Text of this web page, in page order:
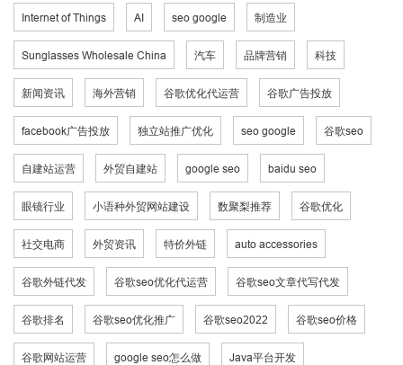
Internet of Things AI seo google 制造业
Sunglasses Wholesale China 汽车 品牌营销 科技
新闻资讯 海外营销 谷歌优化代运营 谷歌广告投放
facebook广告投放 独立站推广优化 seo google 谷歌seo
自建站运营 外贸自建站 google seo baidu seo
眼镜行业 小语种外贸网站建设 数聚梨推荐 谷歌优化
社交电商 外贸资讯 特价外链 auto accessories
谷歌外链代发 谷歌seo优化代运营 谷歌seo文章代写代发
谷歌排名 谷歌seo优化推广 谷歌seo2022 谷歌seo价格
谷歌网站运营 google seo怎么做 Java平台开发